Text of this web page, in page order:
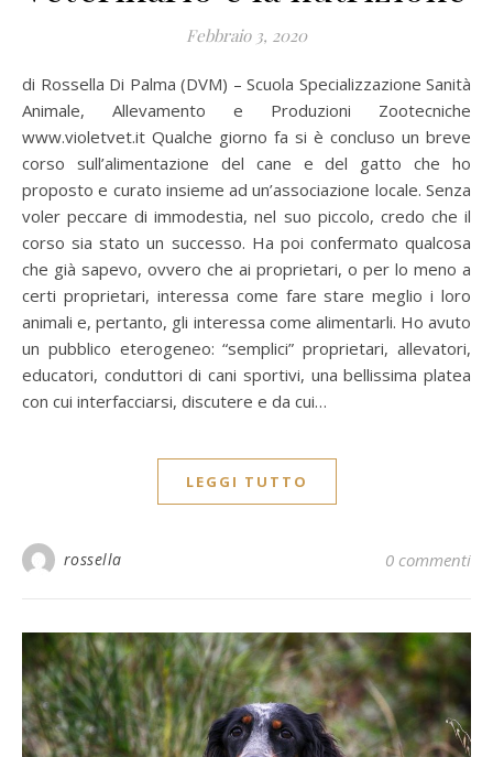
Febbraio 3, 2020
di Rossella Di Palma (DVM) – Scuola Specializzazione Sanità
Animale, Allevamento e Produzioni Zootecniche
www.violetvet.it Qualche giorno fa si è concluso un breve
corso sull’alimentazione del cane e del gatto che ho
proposto e curato insieme ad un’associazione locale. Senza
voler peccare di immodestia, nel suo piccolo, credo che il
corso sia stato un successo. Ha poi confermato qualcosa
che già sapevo, ovvero che ai proprietari, o per lo meno a
certi proprietari, interessa come fare stare meglio i loro
animali e, pertanto, gli interessa come alimentarli. Ho avuto
un pubblico eterogeneo: “semplici” proprietari, allevatori,
educatori, conduttori di cani sportivi, una bellissima platea
con cui interfacciarsi, discutere e da cui…
LEGGI TUTTO
rossella 0 commenti